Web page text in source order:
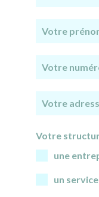
Votre
une
un